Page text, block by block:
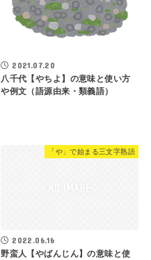
2021.07.20
八千代【やちよ】の意味と使い方
や例文（語源由来・類義語）
「や」で始まる三文字熟語
2022.06.16
野蛮人【やばんじん】の意味と使